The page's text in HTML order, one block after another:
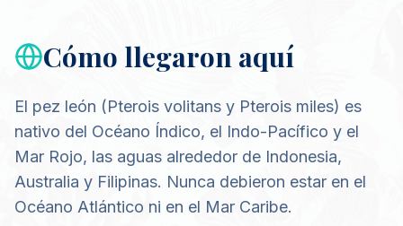
Cómo llegaron aquí
El pez león (Pterois volitans y Pterois miles) es
nativo del Océano Índico, el Indo-Pacífico y el
Mar Rojo, las aguas alrededor de Indonesia,
Australia y Filipinas. Nunca debieron estar en el
Océano Atlántico ni en el Mar Caribe.